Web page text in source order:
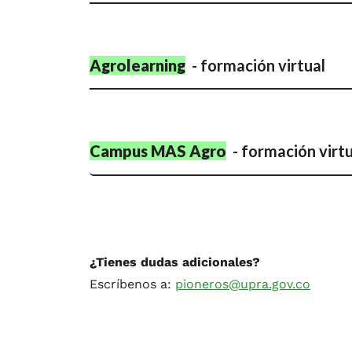
Agrolearning - formación virtual
Campus MAS Agro - formación
¿Tienes dudas adicionales?
Escríbenos a: pioneros@upra.gov.co